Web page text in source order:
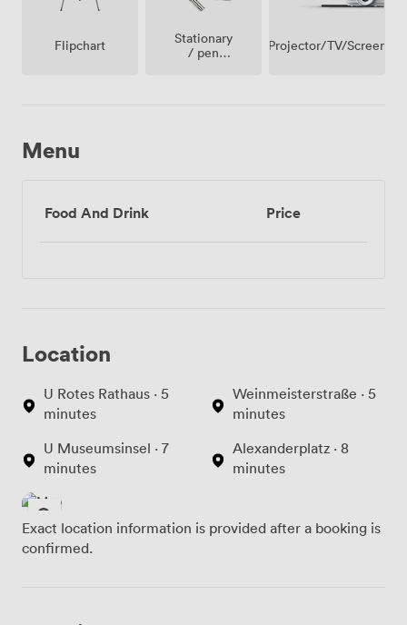
Flipchart
Stationary
/ pen
Projector/TV/Screen
Menu
Food And Drink Price
Location
U Rotes Rathaus · 5
minutes
U Museumsinsel · 7
minutes
Weinmeisterstraße · 5
minutes
Alexanderplatz · 8
minutes
Exact location information is provided after a booking is
confirmed.